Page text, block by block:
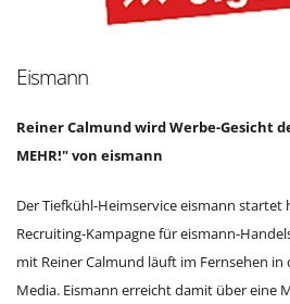
Eismann
Reiner Calmund wird Werbe-Gesicht
MEHR!" von eismann
Der Tiefkühl-Heimservice eismann startet
Recruiting-Kampagne für eismann-
mit Reiner Calmund läuft im Fernsehen in
Media. Eismann erreicht damit über eine